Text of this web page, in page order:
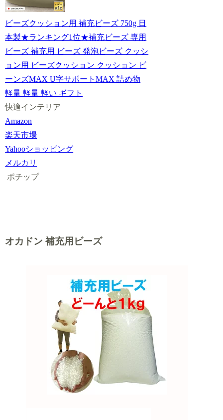
ビーズクッション用 補充ビーズ 750g 日
本製★ランキング1位★補充ビーズ 専用
ビーズ 補充用 ビーズ 発泡ビーズ クッシ
ョン用 ビーズクッション クッション ビ
ーンズMAX U字サポートMAX 詰め物
軽量 軽量 軽い ギフト
快適インテリア
Amazon
楽天市場
Yahooショッピング
メルカリ
ポチップ
オカドン 補充用ビーズ